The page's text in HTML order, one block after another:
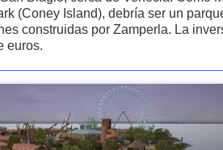
(Coney Island), debría ser un
construidas por Zamperla. La
euros.